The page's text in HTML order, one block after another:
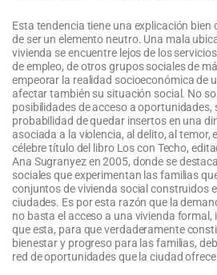
Esta tendencia tiene una explicación bien
de ser un elemento neutro. Una mala
vivienda se encuentre lejos de los
de empleo, de otros grupos sociales de
empeorar la realidad socioeconómica de
afectar también su situación social. No
posibilidades de acceso a oportunidades,
probabilidad de quedar insertos en una
asociada a la violencia, al delito, al temor,
célebre título del libro Los con Techo,
Ana Sugranyez en 2005, donde se
sociales que experimentan las familias
conjuntos de vivienda social construidos
ciudades. Es por esta razón que la
no basta el acceso a una vivienda formal,
que esta, para que verdaderamente
bienestar y progreso para las familias,
red de oportunidades que la ciudad ofrece.